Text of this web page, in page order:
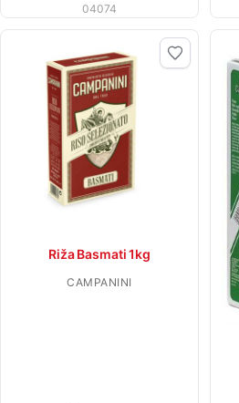
04074
Riža Basmati 1kg
CAMPANINI